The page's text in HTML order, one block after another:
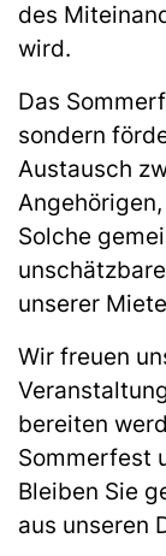
des
wird.
Das
sondern
Austausch
Solche
unserer
Wir freuen
bereiten
Sommerfest
Bleiben Sie
aus unseren